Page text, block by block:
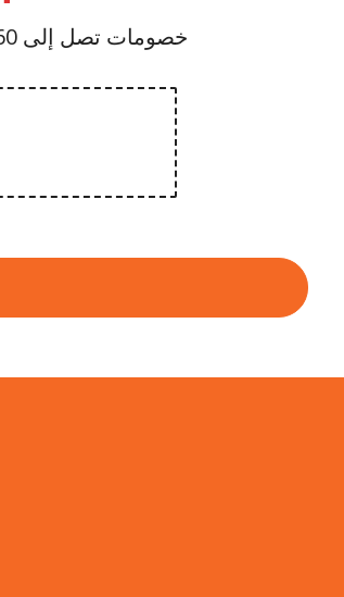
خصومات تصل إلى 60 % على جميع المنتجات + كود خصم إضافي (20%).. استخدم الكود